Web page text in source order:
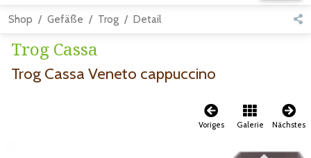
Shop Gefäße Trog Detail
Trog Cassa
Trog Cassa Veneto cappuccino
Voriges Galerie Nächstes